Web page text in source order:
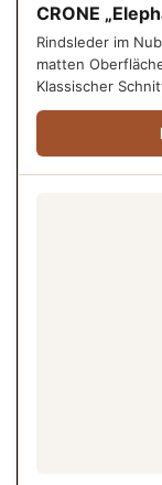
CRONE
Rindsleder im
matten
Klassischer